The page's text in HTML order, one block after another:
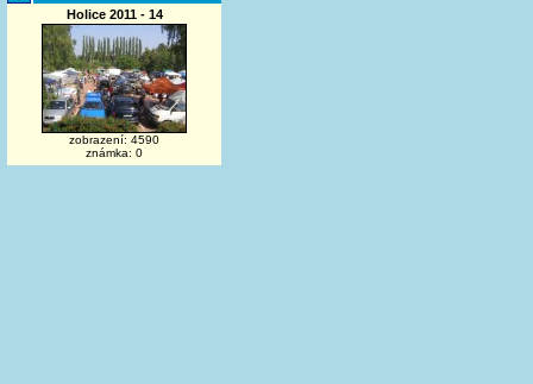
Holice 2011 - 14
zobrazení: 4590
známka: 0